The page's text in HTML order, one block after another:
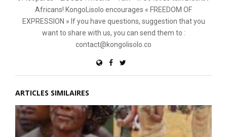
Africans! KongoLisolo encourages « FREEDOM OF
EXPRESSION » If you have questions, suggestion that you
want to share with us, you can send them to :
contact@kongolisolo.co
ARTICLES SIMILAIRES